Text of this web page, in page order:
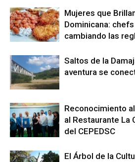
Mujeres que
Dominicana:
cambiando las
Saltos de la
aventura se
Reconocimiento
al Restaurante La
del CEPEDSC
El Árbol de la